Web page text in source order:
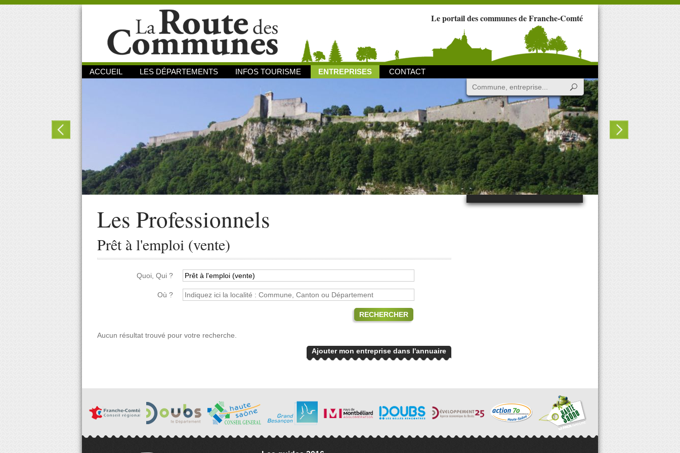
Le portail des communes de Franche-Comté
ACCUEIL LES DÉPARTEMENTS INFOS TOURISME ENTREPRISES CONTACT
Les Professionnels
Prêt à l'emploi (vente)
Quoi, Qui ?
Où ?
RECHERCHER
Aucun résultat trouvé pour votre recherche.
Ajouter mon entreprise dans l'annuaire